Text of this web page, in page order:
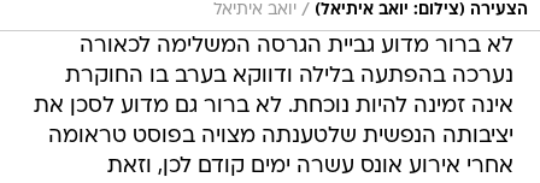
הצעירה (צילום: יואב איתיאל) / יואב איתיאל
לא ברור מדוע גביית הגרסה המשלימה לכאורה
נערכה בהפתעה בלילה ודווקא בערב בו החוקרת
אינה זמינה להיות נוכחת. לא ברור גם מדוע לסכן את
יציבותה הנפשית שלטענתה מצויה בפוסט טראומה
אחרי אירוע אונס עשרה ימים קודם לכן, וזאת